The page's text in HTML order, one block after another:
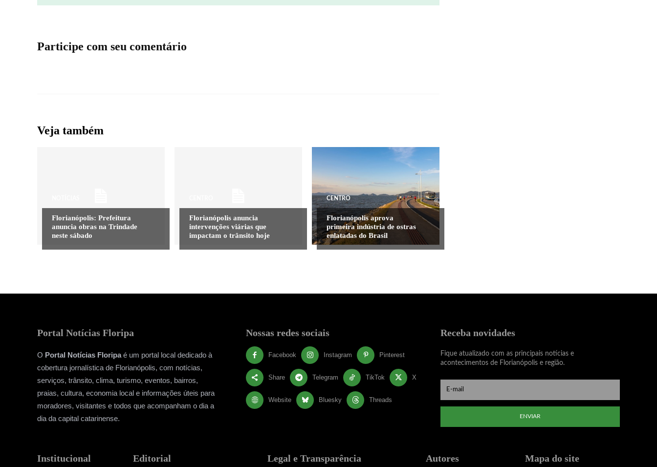
Participe com seu comentário
Veja também
Florianópolis: Prefeitura
anuncia obras na Trindade
neste sábado
Florianópolis anuncia
intervenções viárias que
impactam o trânsito hoje
CENTRO
Florianópolis aprova
primeira indústria de ostras
enlatadas do Brasil
Portal Notícias Floripa
O Portal Notícias Floripaé um portal local dedicado à
cobertura jornalística de Florianópolis, com notícias,
serviços, trânsito, clima, turismo, eventos, bairros,
praias, cultura, economia local e informações úteis para
moradores, visitantes e todos que acompanham o dia a
dia da capital catarinense.
Nossas redes sociais
Facebook Instagram Pinterest
Share Telegram TikTok X
Website Bluesky Threads
Receba novidades
Fique atualizado com as principais notícias e
acontecimentos de Florianópolis e região.
ENVIAR
Institucional Editorial Legal e Transparência Autores Mapa do site